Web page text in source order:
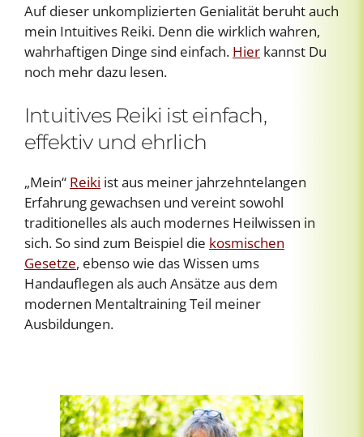
Auf dieser unkomplizierten Genialität beruht auch
mein Intuitives Reiki. Denn die wirklich wahren,
wahrhaftigen Dinge sind einfach. Hier kannst Du
noch mehr dazu lesen.
Intuitives Reiki ist einfach,
effektiv und ehrlich
„Mein“ Reiki ist aus meiner jahrzehntelangen
Erfahrung gewachsen und vereint sowohl
traditionelles als auch modernes Heilwissen in
sich. So sind zum Beispiel die kosmischen
Gesetze, ebenso wie das Wissen ums
Handauflegen als auch Ansätze aus dem
modernen Mentaltraining Teil meiner
Ausbildungen.